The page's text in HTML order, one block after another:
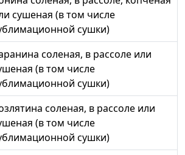
сушеная (в том числе
сушки)
соленая, в рассоле или
(в том числе
сушки)
соленая, в рассоле или
(в том числе
сушки)